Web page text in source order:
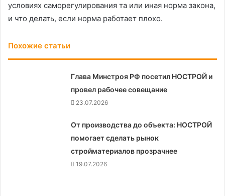
условиях саморегулирования та или иная норма закона,
и что делать, если норма работает плохо.
Похожие статьи
Глава Минстроя РФ посетил НОСТРОЙ и
провел рабочее совещание
23.07.2026
От производства до объекта: НОСТРОЙ
помогает сделать рынок
стройматериалов прозрачнее
19.07.2026